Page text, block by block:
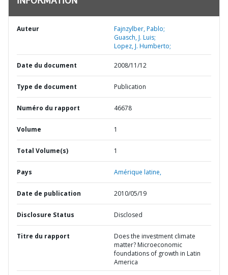
Auteur
Fajnzylber, Pablo;
Guasch, J. Luis;
Lopez, J. Humberto;
Date du document 2008/11/12
Type de document Publication
Numéro du rapport 46678
Volume 1
Total Volume(s) 1
Pays Amérique latine,
Date de publication 2010/05/19
Disclosure Status Disclosed
Titre du rapport
Does the investment climate
matter? Microeconomic
foundations of growth in Latin
America